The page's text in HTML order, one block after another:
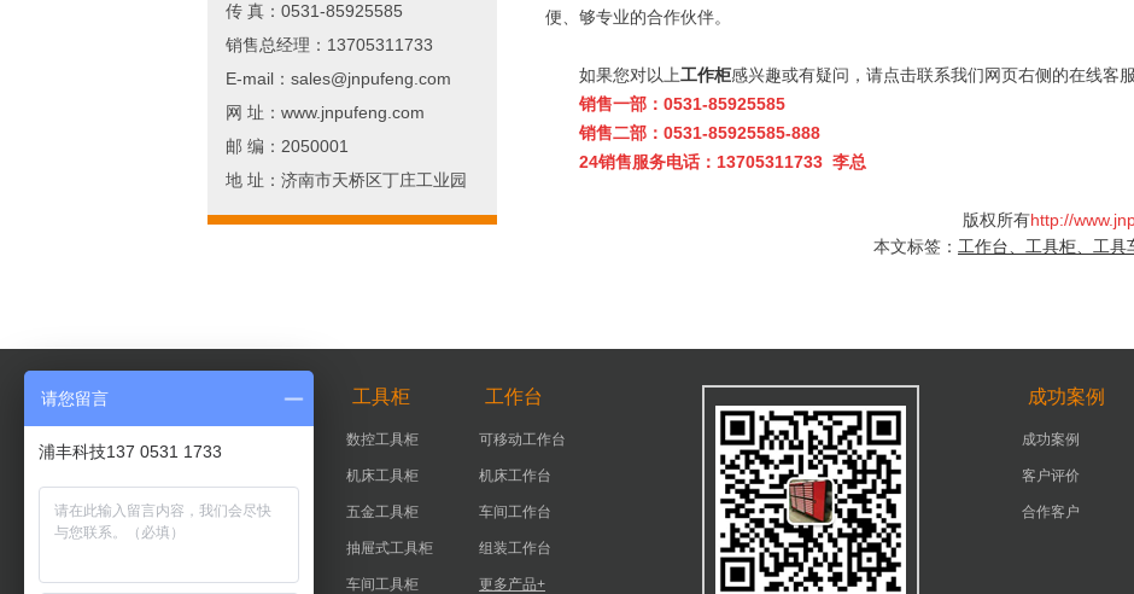
传 真：0531-85925585
销售总经理：13705311733
E-mail：sales@jnpufeng.com
网 址：www.jnpufeng.com
邮 编：2050001
地 址：济南市天桥区丁庄工业园
便、够专业的合作伙伴。
如果您对以上工作柜感兴趣或有疑问，请点击联系我们网页右侧的在线客
销售一部：0531-85925585
销售二部：0531-85925585-888
24销售服务电话：13705311733 李总
版权所有http://
本文标签： 工作台、工具柜、工
工具柜 工作台
实验室智能柜
更多产品+
数控工具柜
机床工具柜
五金工具柜
抽屉式工具柜
车间工具柜
可移动工作台
机床工作台
车间工作台
组装工作台
更多产品+
成功案例
成功案例
客户评价
合作客户
请您留言
浦丰科技137 0531 1733